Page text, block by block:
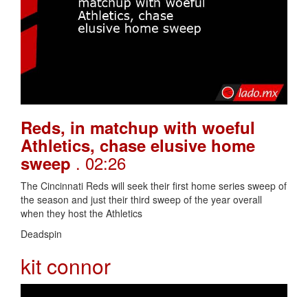
Reds, in matchup with woeful
Athletics, chase elusive home
sweep . 02:26
The Cincinnati Reds will seek their first home series sweep of
the season and just their third sweep of the year overall
when they host the Athletics
Deadspin
kit connor